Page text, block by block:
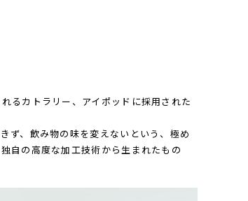
るカトラリー、アイポッドに採用された
ず、飲み物の味を変えないという、極め
自の高度な加工技術から生まれたもの